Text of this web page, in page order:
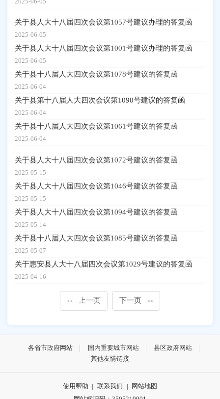
关于县人大十八届四次会议第1057号建议办理的答复函
2025-06-05
关于县人大十八届四次会议第1001号建议办理的答复函
2025-06-05
关于县十八届人大四次会议第1078号建议的答复函
2025-06-04
关于县第十八届人大四次会议第1090号建议的答复函
2025-06-04
关于县十八届人大四次会议第1061号建议的答复函
2025-06-04
关于县人大十八届四次会议第1072号建议的答复函
2025-05-15
关于县人大十八届四次会议第1046号建议的答复函
2025-05-15
关于县人大十八届四次会议第1094号建议的答复函
2025-05-14
关于县十八届人大四次会议第1085号建议的答复函
2025-05-07
关于惠安县人大十八届四次会议第1029号建议的答复函
2025-04-16
<< 上一页 下一页 >>
各省市政府网站 国内重要城市网站
县区政府网站
其他友情链接
使用帮助 | 联系我们 | 网站地图